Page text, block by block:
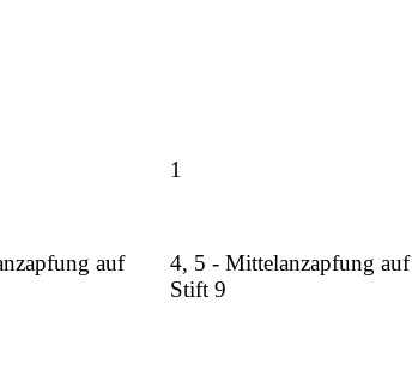
1
auf
4, 5 - Mittelanzapfung auf
Stift 9